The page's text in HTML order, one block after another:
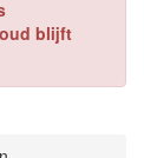
blijft